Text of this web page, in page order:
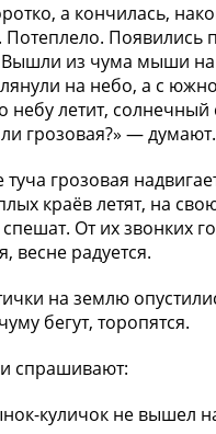
а кончилась,
Потеплело. Появились
Вышли из чума мыши
на небо, а с
небу летит, солнечный
грозовая?» — думают.
туча грозовая
краёв летят, на
От их звонких
весне радуется.
на землю
бегут, торопятся.
спрашивают:
куличок не вышел